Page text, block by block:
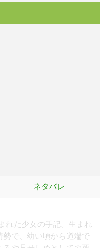
ネタバレ
れた少女の手記。生まれ
で、幼い頃から道端で